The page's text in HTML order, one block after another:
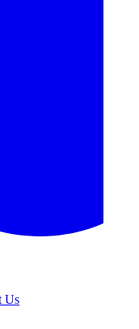
Us